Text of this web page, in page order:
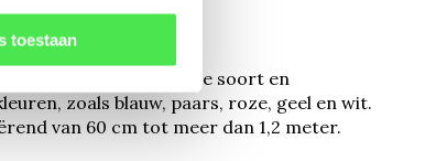
toestaan
juli, afhankelijk van de soort en
zoals blauw, paars, roze, geel en wit.
van 60 cm tot meer dan 1,2 meter.